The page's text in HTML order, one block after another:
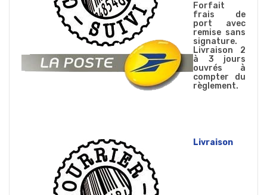
Forfait
frais de
port avec
remise sans
signature.
Livraison 2
à 3 jours
ouvrés à
compter du
règlement.
Livraison